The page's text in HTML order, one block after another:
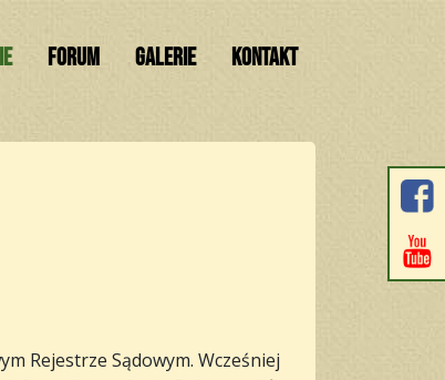
FORUM GALERIE KONTAKT
Rejestrze Sądowym. Wcześniej